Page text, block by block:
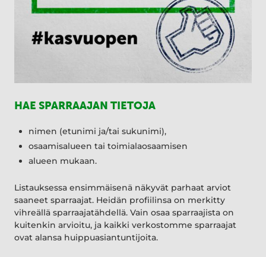
HAE SPARRAAJAN TIETOJA
nimen (etunimi ja/tai sukunimi),
osaamisalueen tai toimialaosaamisen
alueen mukaan.
Listauksessa ensimmäisenä näkyvät parhaat arviot
saaneet sparraajat. Heidän profiilinsa on merkitty
vihreällä sparraajatähdellä. Vain osaa sparraajista on
kuitenkin arvioitu, ja kaikki verkostomme sparraajat
ovat alansa huippuasiantuntijoita.